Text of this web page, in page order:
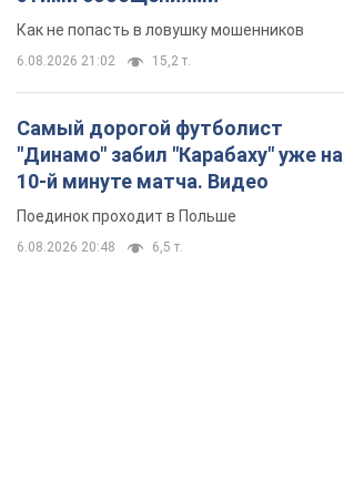
Как не попасть в ловушку мошенников
6.08.2026 21:02 15,2 т.
Самый дорогой футболист
"Динамо" забил "Карабаху" уже на
10-й минуте матча. Видео
Поединок проходит в Польше
6.08.2026 20:48 6,5 т.